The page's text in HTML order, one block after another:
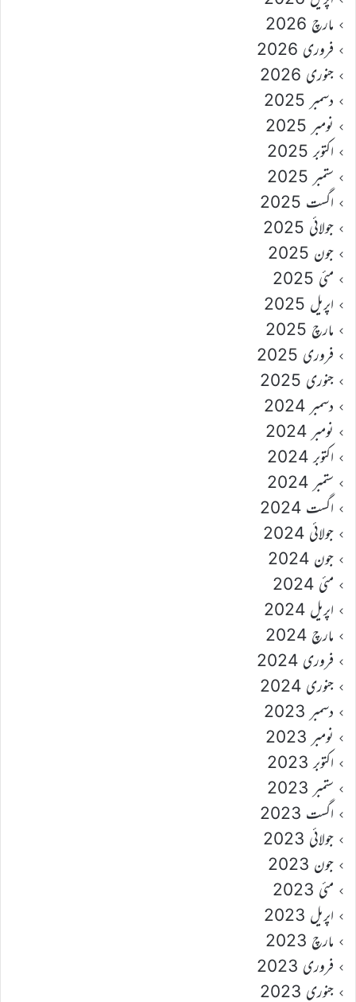
مارچ 2026
فروری 2026
جنوری 2026
دسمبر 2025
نومبر 2025
اکتوبر 2025
ستمبر 2025
اگست 2025
جولائی 2025
جون 2025
مئی 2025
اپریل 2025
مارچ 2025
فروری 2025
جنوری 2025
دسمبر 2024
نومبر 2024
اکتوبر 2024
ستمبر 2024
اگست 2024
جولائی 2024
جون 2024
مئی 2024
اپریل 2024
مارچ 2024
فروری 2024
جنوری 2024
دسمبر 2023
نومبر 2023
اکتوبر 2023
ستمبر 2023
اگست 2023
جولائی 2023
جون 2023
مئی 2023
اپریل 2023
مارچ 2023
فروری 2023
جنوری 2023